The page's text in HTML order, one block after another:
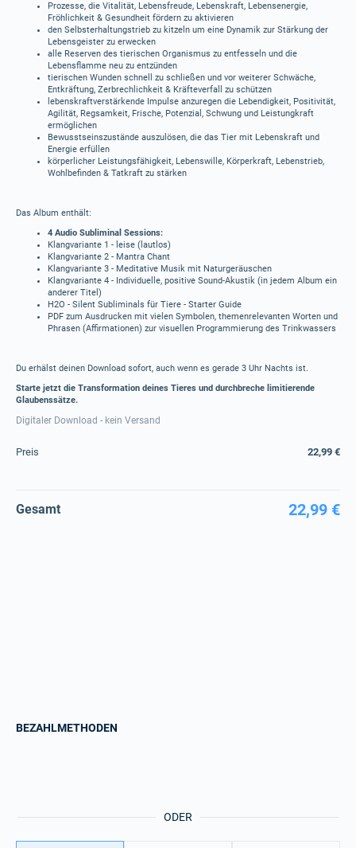
Prozesse, die Vitalität, Lebensfreude, Lebenskraft, Lebensenergie,
Fröhlichkeit & Gesundheit fördern zu aktivieren
den Selbsterhaltungstrieb zu kitzeln um eine Dynamik zur Stärkung der
Lebensgeister zu erwecken
alle Reserven des tierischen Organismus zu entfesseln und die
Lebensflamme neu zu entzünden
tierischen Wunden schnell zu schließen und vor weiterer Schwäche,
Entkräftung, Zerbrechlichkeit & Kräfteverfall zu schützen
lebenskraftverstärkende Impulse anzuregen die Lebendigkeit, Positivität,
Agilität, Regsamkeit, Frische, Potenzial, Schwung und Leistungkraft
ermöglichen
Bewusstseinszustände auszulösen, die das Tier mit Lebenskraft und
Energie erfüllen
körperlicher Leistungsfähigkeit, Lebenswille, Körperkraft, Lebenstrieb,
Wohlbefinden & Tatkraft zu stärken
Das Album enthält:
4 Audio Subliminal Sessions:
Klangvariante 1 - leise (lautlos)
Klangvariante 2 - Mantra Chant
Klangvariante 3 - Meditative Musik mit Naturgeräuschen
Klangvariante 4 - Individuelle, positive Sound-Akustik (in jedem Album ein
anderer Titel)
H2O - Silent Subliminals für Tiere - Starter Guide
PDF zum Ausdrucken mit vielen Symbolen, themenrelevanten Worten und
Phrasen (Affirmationen) zur visuellen Programmierung des Trinkwassers
Du erhälst deinen Download sofort, auch wenn es gerade 3 Uhr Nachts ist.
Starte jetzt die Transformation deines Tieres und durchbreche limitierende
Glaubenssätze.
Digitaler Download - kein Versand
Preis 22,99 €
Gesamt 22,99 €
ODER
BEZAHLMETHODEN